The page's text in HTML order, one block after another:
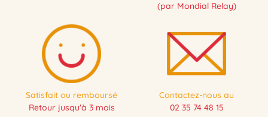
(par Mondial Relay)
Satisfait ou remboursé
Retour jusqu'à 3 mois
Contactez-nous au
02 35 74 48 15